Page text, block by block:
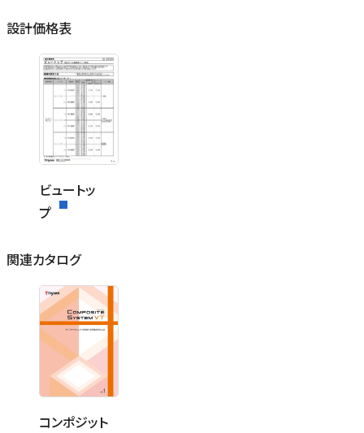
設計価格表
ビュートッ
プ
関連カタログ
コンポジット